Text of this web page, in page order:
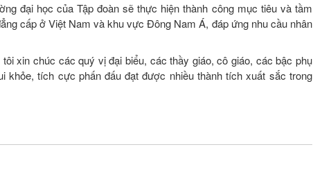
đại học của Tập đoàn sẽ thực hiện thành công mục tiêu và tầm
cấp ở Việt Nam và khu vực Đông Nam Á, đáp ứng nhu cầu nhân
xin chúc các quý vị đại biểu, các thầy giáo, cô giáo, các bậc phụ
tích cực phấn đấu đạt được nhiều thành tích xuất sắc trong